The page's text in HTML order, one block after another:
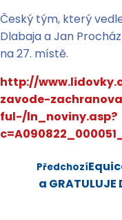
Český tým, který
Dlabaja a Jan
na 27. místě.
http://
zavode-
ful-/ln_noviny.asp?
Předchozí
a